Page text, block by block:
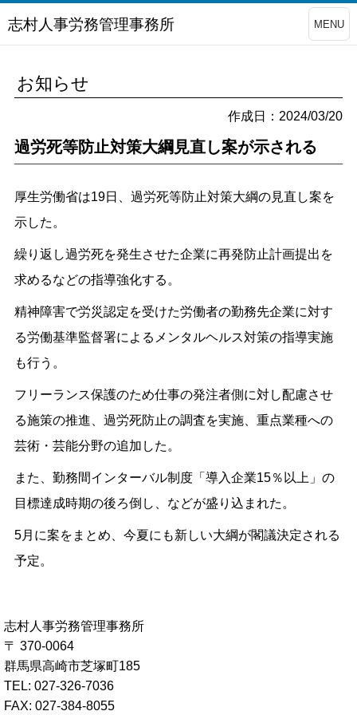
志村人事労務管理事務所 MENU
お知らせ
作成日：2024/03/20
過労死等防止対策大綱見直し案が示される
厚生労働省は19日、過労死等防止対策大綱の見直し案を
示した。
繰り返し過労死を発生させた企業に再発防止計画提出を
求めるなどの指導強化する。
精神障害で労災認定を受けた労働者の勤務先企業に対す
る労働基準監督署によるメンタルヘルス対策の指導実施
も行う。
フリーランス保護のため仕事の発注者側に対し配慮させ
る施策の推進、過労死防止の調査を実施、重点業種への
芸術・芸能分野の追加した。
また、勤務間インターバル制度「導入企業15％以上」の
目標達成時期の後ろ倒し、などが盛り込まれた。
5月に案をまとめ、今夏にも新しい大綱が閣議決定される
予定。
志村人事労務管理事務所
〒 370-0064
群馬県高崎市芝塚町185
TEL: 027-326-7036
FAX: 027-384-8055